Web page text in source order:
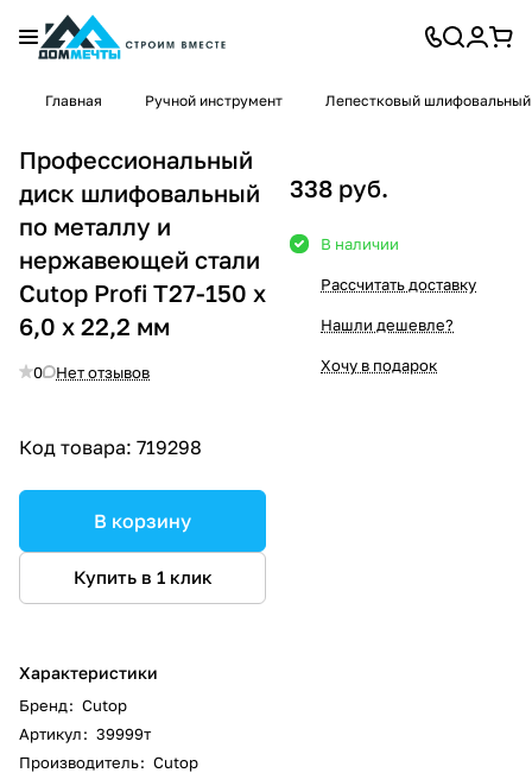
Главная Ручной инструмент Лепестковый шлифовальный
Профессиональный
диск шлифовальный
по металлу и
нержавеющей стали
Cutop Profi Т27-150 х
6,0 х 22,2 мм
0 Нет отзывов
Код товара: 719298
В корзину
Купить в 1 клик
Характеристики
Бренд: Cutop
Артикул: 39999т
Производитель: Cutop
338 руб.
В наличии
Рассчитать доставку
Нашли дешевле?
Хочу в подарок